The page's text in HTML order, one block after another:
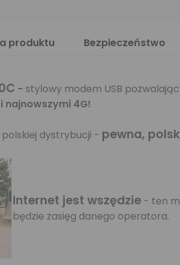
produktu Bezpieczeństwo
- stylowy modem USB
najnowszymi 4G!
polskiej dystrybucji - pewna,
Internet jest wszędzie - ten
będzie zasięg danego operatora.